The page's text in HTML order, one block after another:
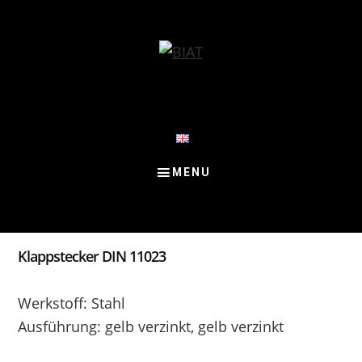
Klappstecker DIN 11023
Werkstoff: Stahl
Ausführung: gelb verzinkt, gelb verzinkt